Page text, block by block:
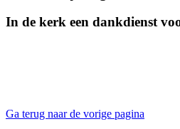
In de kerk een dankdienst
Ga terug naar de vorige pagina